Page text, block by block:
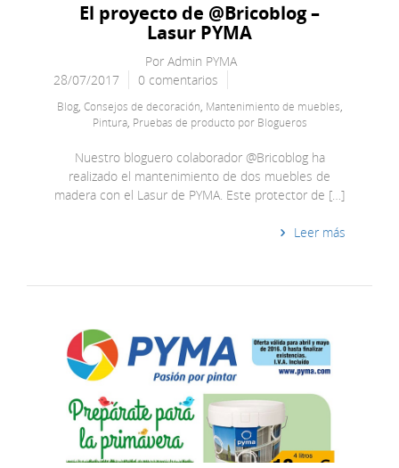
El proyecto de @Bricoblog –
Lasur PYMA
Por Admin PYMA
28/07/2017
0 comentarios
Blog, Consejos de decoración Mantenimiento de muebles
Pintura, Pruebas de producto por Blogueros
Nuestro bloguero colaborador @Bricoblog ha
realizado el mantenimiento de dos muebles de
madera con el Lasur de PYMA. Este protector de […]
Leer más